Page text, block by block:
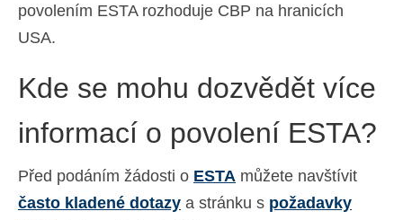
povolením ESTA rozhoduje CBP na hranicích
USA.
Kde se mohu dozvědět více
informací o povolení ESTA?
Před podáním žádosti o ESTA můžete navštívit
často kladené dotazy a stránku s požadavky